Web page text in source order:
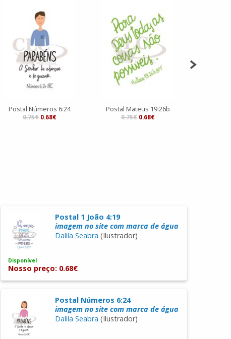
Postal Números 6:24
0.75€ 0.68€
Postal Mateus 19:26b
0.75€ 0.68€
Postal 1 João 4:19
imagem no site com marca de água
Dalila Seabra (Ilustrador)
Disponível
Nosso preço: 0.68€
Postal Números 6:24
imagem no site com marca de água
Dalila Seabra (Ilustrador)